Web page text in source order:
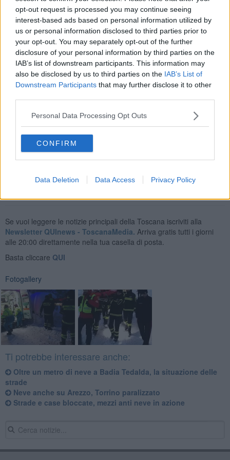
opt-out request is processed you may continue seeing
interest-based ads based on personal information utilized by
us or personal information disclosed to third parties prior to
your opt-out. You may separately opt-out of the further
disclosure of your personal information by third parties on the
IAB’s list of downstream participants. This information may
also be disclosed by us to third parties on the IAB’s List of
Downstream Participants that may further disclose it to other
Personal Data Processing Opt Outs
CONFIRM
Data Deletion Data Access Privacy Policy
badante, è stata raggiunta a piedi da una squadra di tecnici della
Stazione Foreste Casentinesi insieme a vigili del fuoco, sanitari del
118 e carabinieri.
Quindi, è stata caricata sulla barella e trasportata a spalla dai
tecnici del Soccorso Alpino, provvisti di ciaspole, per circa un
chilometro nella neve. Lo spostamento, con il supporto dei
soccorso. Ad attendere l'anziana c'era già l'ambulanza che l'ha
trasportata all'ospedale di Bibbiena.
Se vuoi leggere le notizie principali della Toscana iscriviti alla
Newsletter QUInews - ToscanaMedia. Arriva gratis tutti i giorni
alle 20:00 direttamente nella tua casella di posta.
Basta cliccare QUI
Fotogallery
Ti potrebbe interessare anche:
Oltre un metro di neve a Badia Tedalda, la situazione delle
strade
Neve anche su Arezzo, Torrino paralizzato
Strade e case bloccate, mezzi anti neve in azione